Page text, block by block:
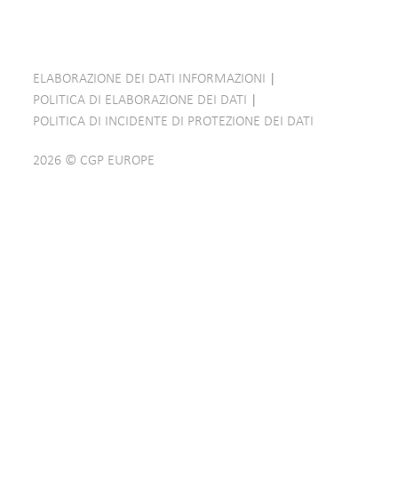
2026 © CGP EUROPE
ELABORAZIONE DEI DATI INFORMAZIONI
POLITICA DI ELABORAZIONE DEI DATI
POLITICA DI INCIDENTE DI PROTEZIONE DEI DATI